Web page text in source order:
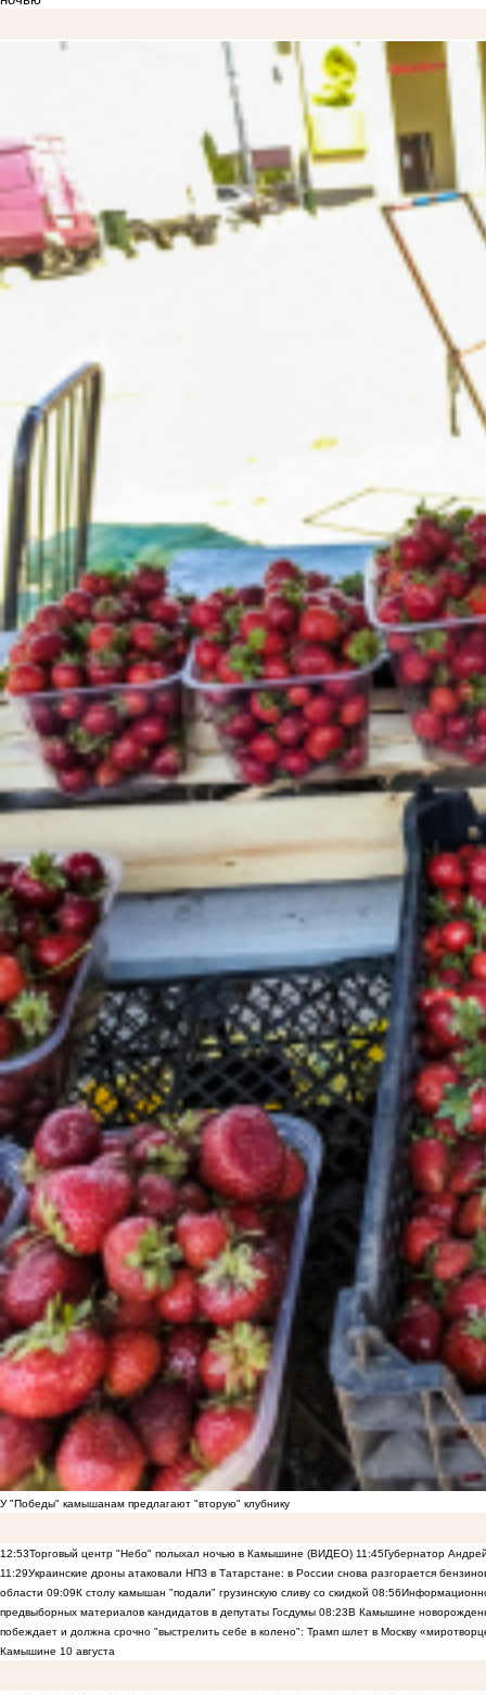
У "Победы" камышанам предлагают "вторую" клубнику
12:53Торговый центр "Небо" полыхал ночью в Камышине (ВИДЕО) 11:45Губернатор
11:29Украинские дроны атаковали НПЗ в Татарстане: в России снова разгорается
области 09:09К столу камышан "подали" грузинскую сливу со скидкой 08:56
предвыборных материалов кандидатов в депутаты Госдумы 08:23В Камышине
побеждает и должна срочно "выстрелить себе в колено": Трамп шлет в Москву
Камышине 10 августа